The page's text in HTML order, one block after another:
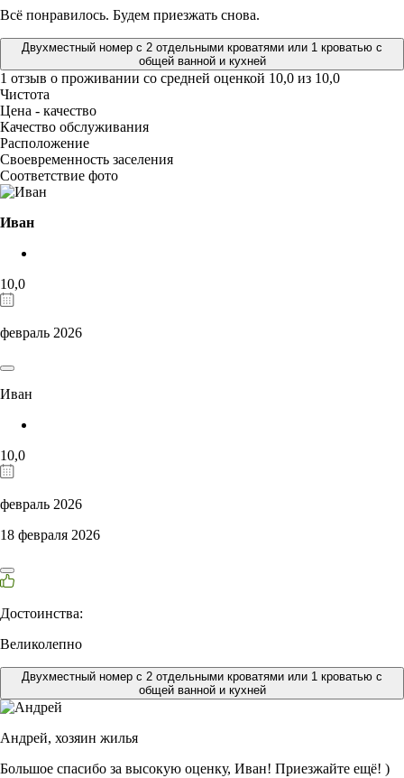
Всё понравилось. Будем приезжать снова.
Двухместный номер с 2 отдельными кроватями или 1 кроватью с
общей ванной и кухней
1 отзыв о проживании со средней оценкой 10,0 из 10,0
Чистота
Цена - качество
Качество обслуживания
Расположение
Своевременность заселения
Соответствие фото
Иван
10,0
февраль 2026
Иван
10,0
февраль 2026
18 февраля 2026
Достоинства:
Великолепно
Двухместный номер с 2 отдельными кроватями или 1 кроватью с
общей ванной и кухней
Андрей, хозяин жилья
Большое спасибо за высокую оценку, Иван! Приезжайте ещё! )